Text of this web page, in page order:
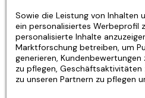
Schneider Logo 2
Sichtschutz-
Fensterfolie
Sowie die Leistung von Inhalten
ein personalisiertes Werbeprofil
personalisierte Inhalte
Marktforschung betreiben, um
generieren,
zu pflegen, Geschäftsaktivitäten
zu unseren Partnern zu pflegen